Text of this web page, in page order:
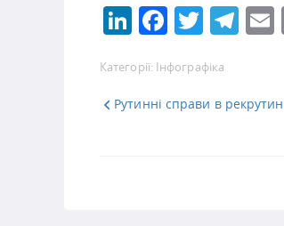
LinkedIn
Категорії: Інфографіка
Рутинні справи в